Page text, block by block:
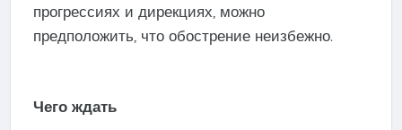
прогрессиях и дирекциях, можно
предположить, что обострение неизбежно.
Чего ждать